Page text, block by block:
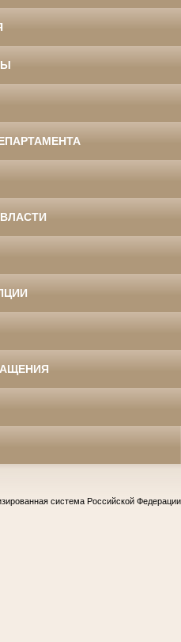
система Российской